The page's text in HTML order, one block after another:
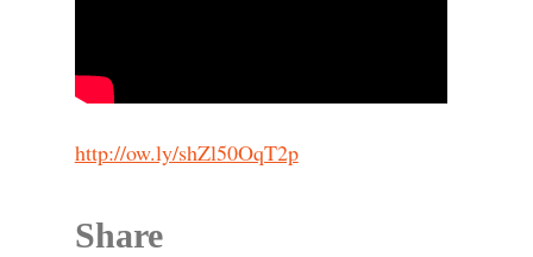
http://ow.ly/shZl50OqT2p
Share